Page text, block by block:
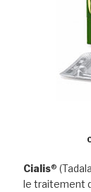
Cialis®
le traitement